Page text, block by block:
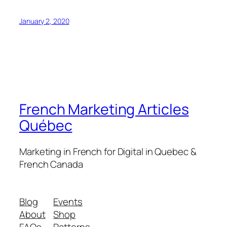
January 2, 2020
French Marketing Articles
Québec
Marketing in French for Digital in Quebec &
French Canada
Blog
About
Events
Shop